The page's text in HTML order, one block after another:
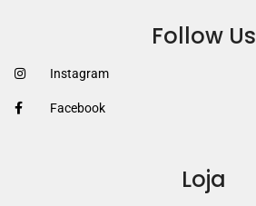
Follow Us
Instagram
Facebook
Loja